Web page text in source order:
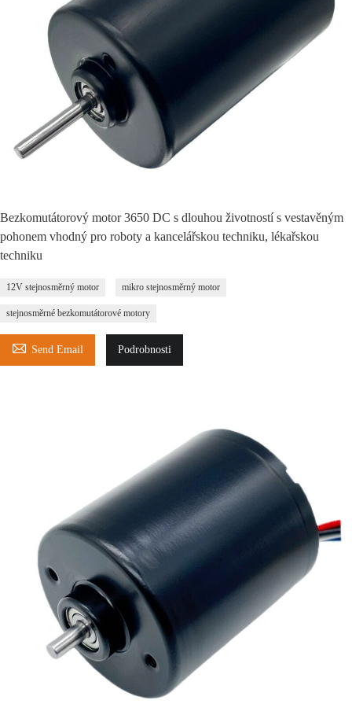
Bezkomutátorový motor 3650 DC s dlouhou životností s vestavěným
pohonem vhodný pro roboty a kancelářskou techniku, lékařskou
techniku
12V stejnosměrný motor mikro stejnosměrný motor
stejnosměrné bezkomutátorové motory
 Send Email Podrobnosti